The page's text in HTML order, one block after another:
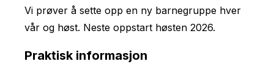
Vi prøver å sette opp en ny barnegruppe hver
vår og høst. Neste oppstart høsten 2026.
Praktisk informasjon